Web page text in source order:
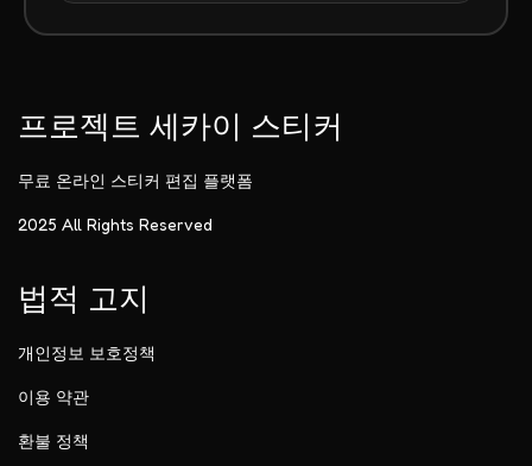
프로젝트 세카이 스티커
무료 온라인 스티커 편집 플랫폼
2025 All Rights Reserved
법적 고지
개인정보 보호정책
이용 약관
환불 정책